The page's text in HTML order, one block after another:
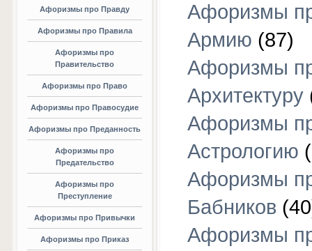
Афоризмы про Правду
Афоризмы про Правила
Афоризмы про
Правительство
Афоризмы про Право
Афоризмы про Правосудие
Афоризмы про Преданность
Афоризмы про
Предательство
Афоризмы про
Преступление
Афоризмы про Привычки
Афоризмы про Приказ
Афоризмы
Армию (87)
Афоризмы
Архитектуру
Афоризмы
Астрологию
Афоризмы
Бабников
Афоризмы